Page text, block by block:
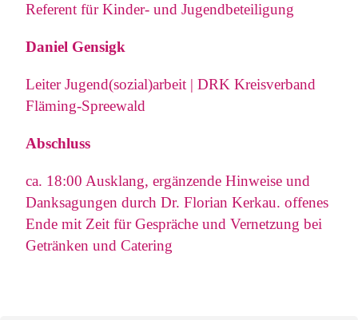
Referent für Kinder- und Jugendbeteiligung
Daniel Gensigk
Leiter Jugend(sozial)arbeit | DRK Kreisverband
Fläming-Spreewald
Abschluss
ca. 18:00 Ausklang, ergänzende Hinweise und
Danksagungen durch Dr. Florian Kerkau. offenes
Ende mit Zeit für Gespräche und Vernetzung bei
Getränken und Catering